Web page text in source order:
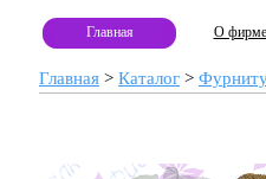
Главная О фирме
Главная > Каталог >